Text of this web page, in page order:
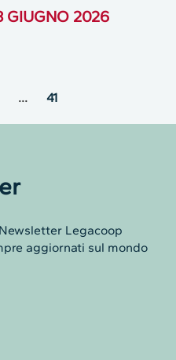
GIUGNO 2026
… 41
Legacoop
aggiornati sul mondo